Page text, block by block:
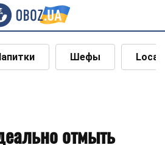
Шефы Local
отмыть